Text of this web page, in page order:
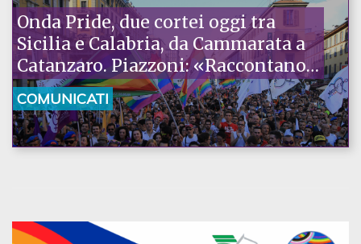
Onda Pride, due cortei oggi tra
Sicilia e Calabria, da Cammarata a
Catanzaro. Piazzoni: «Raccontano
la nostra ostinazione»
COMUNICATI